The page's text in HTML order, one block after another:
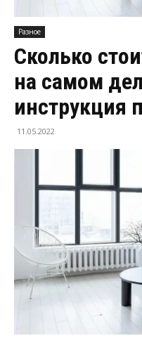
Разное
Сколько
на самом
инструкция
11.05.2022